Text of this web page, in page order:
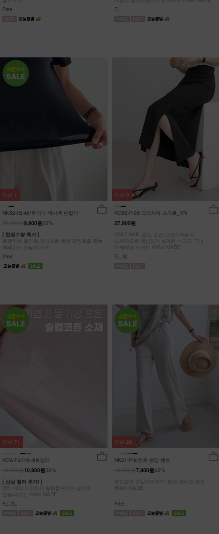
Free
F,L
NK52-TE-46/루미나 섹시백 반팔티
53%
9,900원
[ 한정수량 특가 ]
로맨틱한 플라워 레이스로 룩에 포인트를 주는
백레이스 반팔 티셔츠
Free
리뷰 1
KO62-P-06/크리지아 스커트_YN
27,900원
ONLY NAK! 입는 순간 고급스러움이
느껴지도록 세심하게 설계한 나크의 국내
자체제작 스커트 #NAK MADE.
F,L,XL
리뷰 0
KOA-T-21/유넥트임티
36%
10,900원
[ 신상 컬러 추가! ]
[55~120] 다양하게 활용할수있는 슬라브
반팔티셔츠 #NAK MADE.
F,L,XL
리뷰 71
NK21-P-6/인트 밴딩 팬츠
60%
7,900원
편안함과 군살커버까지~밴딩 와이드 팬츠
#NAK MADE.
Free
리뷰 29